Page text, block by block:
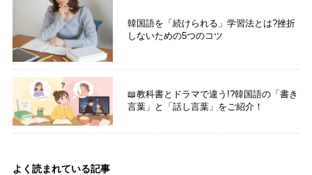
韓国語を「続けられる」学習法とは?挫折
しないための5つのコツ
📖教科書とドラマで違う!?韓国語の「書き
言葉」と「話し言葉」をご紹介！
よく読まれている記事